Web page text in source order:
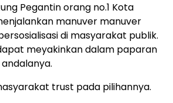
Pegantin orang no.1 Kota
manuver manuver
di masyarakat publik.
meyakinkan dalam paparan
trust pada pilihannya.